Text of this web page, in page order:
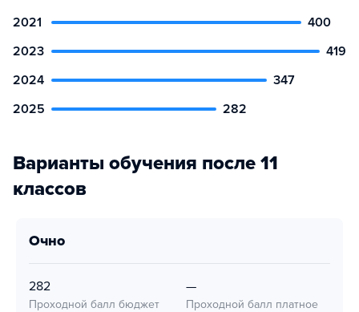
2021
400
2023
419
2024
347
2025
282
Варианты обучения после 11
классов
очно
282
Проходной балл бюджет
—
Проходной балл платное